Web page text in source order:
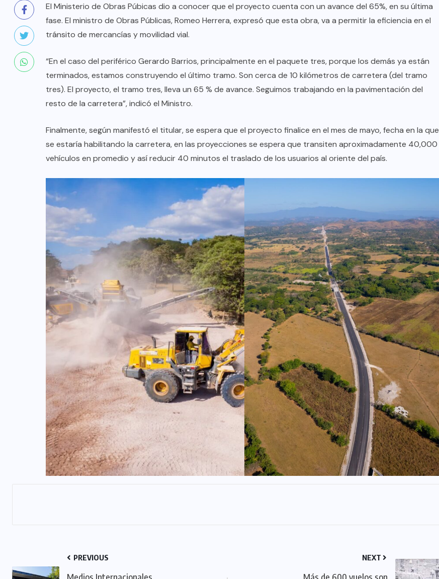
El Ministerio de Obras Púbicas dio a conocer que el proyecto cuenta con un avance del 65%, en su última
fase. El ministro de Obras Públicas, Romeo Herrera, expresó que esta obra, va a permitir la eficiencia en el
tránsito de mercancías y movilidad vial.
“En el caso del periférico Gerardo Barrios, principalmente en el paquete tres, porque los demás ya están
terminados, estamos construyendo el último tramo. Son cerca de 10 kilómetros de carretera (del tramo
tres). El proyecto, el tramo tres, lleva un 65 % de avance. Seguimos trabajando en la pavimentación del
resto de la carretera”, indicó el Ministro.
Finalmente, según manifestó el titular, se espera que el proyecto finalice en el mes de mayo, fecha en la que
se estaría habilitando la carretera, en las proyecciones se espera que transiten aproximadamente 40,000
vehículos en promedio y así reducir 40 minutos el traslado de los usuarios al oriente del país.
PREVIOUS
Medios Internacionales
NEXT
Más de 600 vuelos son